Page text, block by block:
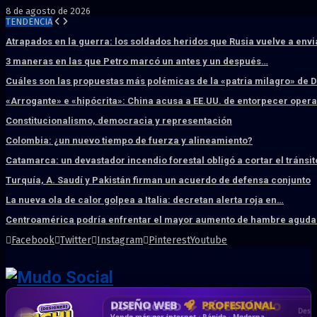
8 de agosto de 2026
TENDENCIA
Atrapados en la guerra: los soldados heridos que Rusia vuelve a
3 maneras en las que Petro marcó un antes y un después…
Cuáles son las propuestas más polémicas de la «patria milagro» de
«Arrogante» e «hipócrita»: China acusa a EE.UU. de entorpecer
Constitucionalismo, democracia y representación
Colombia: ¿un nuevo tiempo de fuerza y alineamiento?
Catamarca: un devastador incendio forestal obligó a cortar el
Turquía, A. Saudí y Pakistán firman un acuerdo de defensa conjunto
La nueva ola de calor golpea a Italia: decretan alerta roja en…
Centroamérica podría enfrentar el mayor aumento de hambre
Facebook Twitter Instagram PinterestYoutube
HOSTING SSD SÚPER RÁPIDO
DISEÑO WEB PROFESIONAL
CRM & DASHBOARD A MEDIDA
CORREO CORPORATIVO